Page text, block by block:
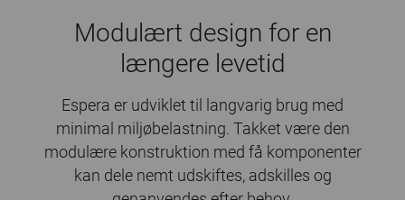
Modulært design for en
længere levetid
Espera er udviklet til langvarig brug med
minimal miljøbelastning. Takket være den
modulære konstruktion med få komponenter
kan dele nemt udskiftes, adskilles og